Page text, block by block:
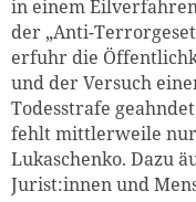
in einem
der „Anti-
erfuhr die
und der Versuch
Todesstrafe
fehlt mittlerweile
Lukaschenko. Dazu
Jurist:innen und